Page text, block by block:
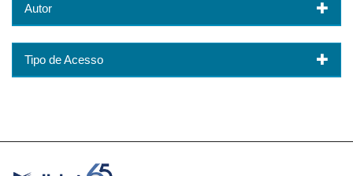
Autor
Tipo de Acesso